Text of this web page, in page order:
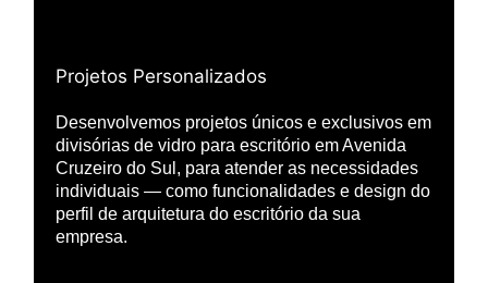
Projetos Personalizados
Desenvolvemos projetos únicos e exclusivos em
divisórias de vidro para escritório em Avenida
Cruzeiro do Sul, para atender as necessidades
individuais — como funcionalidades e design do
perfil de arquitetura do escritório da sua
empresa.